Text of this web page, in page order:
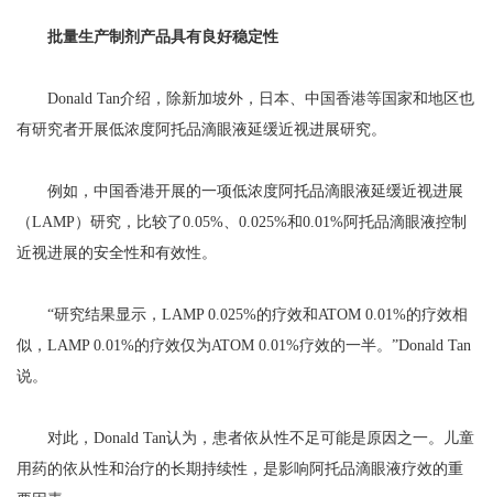
批量生产制剂产品具有良好稳定性
Donald Tan介绍，除新加坡外，日本、中国香港等国家和地区也
有研究者开展低浓度阿托品滴眼液延缓近视进展研究。
例如，中国香港开展的一项低浓度阿托品滴眼液延缓近视进展
（LAMP）研究，比较了0.05%、0.025%和0.01%阿托品滴眼液控制
近视进展的安全性和有效性。
“研究结果显示，LAMP 0.025%的疗效和ATOM 0.01%的疗效相
似，LAMP 0.01%的疗效仅为ATOM 0.01%疗效的一半。”Donald Tan
说。
对此，Donald Tan认为，患者依从性不足可能是原因之一。儿童
用药的依从性和治疗的长期持续性，是影响阿托品滴眼液疗效的重